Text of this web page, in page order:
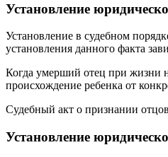
Установление
Установление в судебном
установления данного факта
Когда умерший отец при жизни
происхождение ребенка от
Судебный акт о признании
Установление